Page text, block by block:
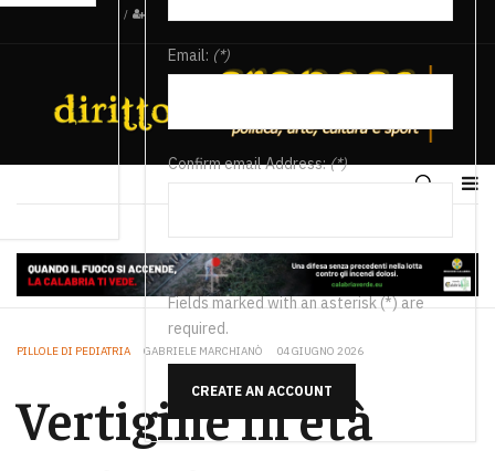
/
Email: (*)
Confirm email Address:(*)
Fields marked with an asterisk (*) are
required.
CREATE AN ACCOUNT
PILLOLE DI PEDIATRIA GABRIELE MARCHIANÒ 04 GIUGNO 2026
Vertigine in età